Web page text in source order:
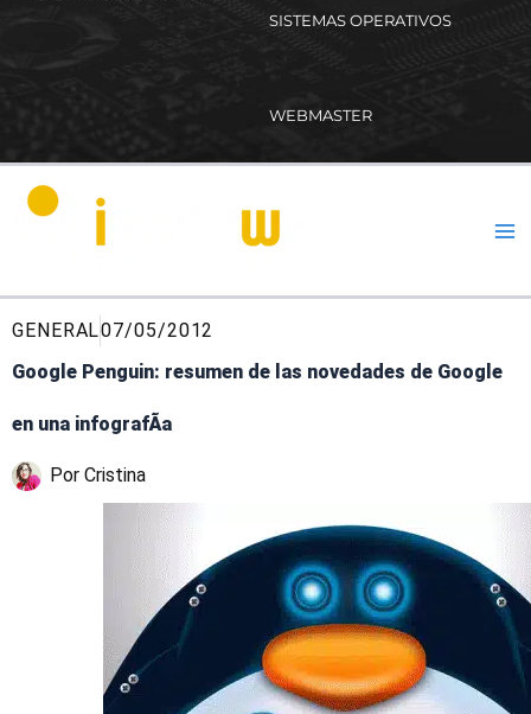
SISTEMAS OPERATIVOS
WEBMASTER
GENERAL07/05/2012
Google Penguin: resumen de las novedades de Google
en una infografÃ­a
Por Cristina